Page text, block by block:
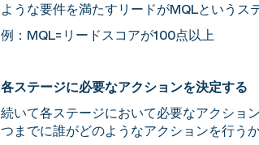
ような要件を満たすリードがMQLというス
例：MQL=リードスコアが100点以上
各ステージに必要なアクションを決定する
続いて各ステージにおいて必要なアクショ
つまでに誰がどのようなアクションを行う